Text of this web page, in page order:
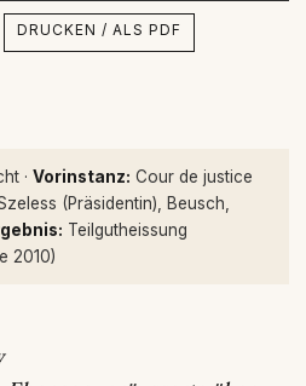
DRUCKEN / ALS PDF
· Vorinstanz: Cour de justice
(Präsidentin), Beusch,
Teilgutheissung
2010)